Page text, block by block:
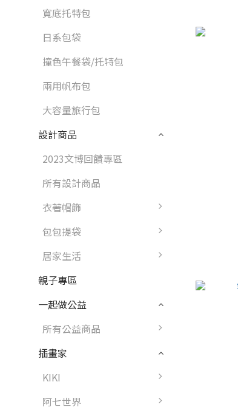
寬底托特包
日系包袋
撞色午餐袋/托特包
兩用帆布包
大容量旅行包
設計商品
2023文博回饋專區
所有設計商品
衣著帽飾
包包提袋
居家生活
親子專區
一起做公益
所有公益商品
插畫家
KIKI
阿七世界